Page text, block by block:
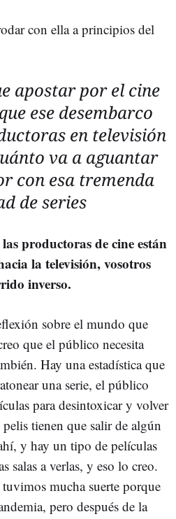
con ella a principios del
apostar por el cine
ese desembarco
en televisión
va a aguantar
con esa tremenda
de series
productoras de cine están
la televisión, vosotros
inverso.
sobre el mundo que
que el público necesita
Hay una estadística que
una serie, el público
para desintoxicar y volver
pelis tienen que salir de algún
y hay un tipo de películas
salas a verlas, y eso lo creo.
tuvimos mucha suerte porque
pero después de la